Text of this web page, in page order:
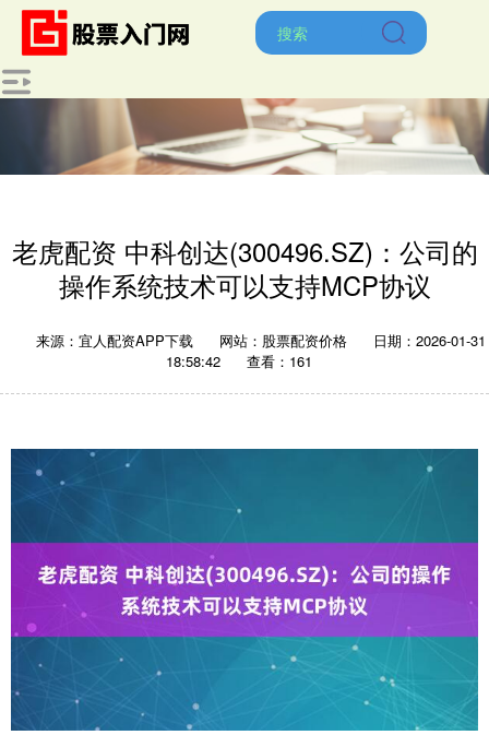
老虎配资 中科创达(300496.SZ)：公司的
操作系统技术可以支持MCP协议
来源：宜人配资APP下载 网站：股票配资价格
日期：2026-01-31
18:58:42
查看：161